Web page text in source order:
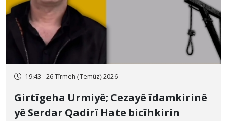
19:43 - 26 Tîrmeh (Temûz) 2026
Girtîgeha Urmiyê; Cezayê îdamkirinê
yê Serdar Qadirî Hate bicîhkirin